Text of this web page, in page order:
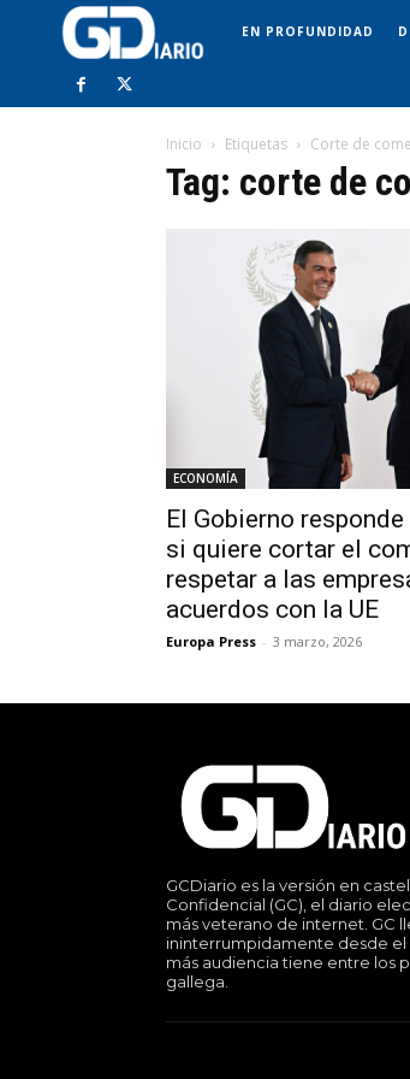
EN PROFUNDIDAD
Inicio Etiquetas Corte de
Tag: corte de
ECONOMÍA
El Gobierno
si quiere cortar el
respetar a las
acuerdos con la UE
Europa Press - 3 marzo, 2026
GCDiario es la versión en
Confidencial (GC), el diario
más veterano de internet. GC
ininterrumpidamente desde el
más audiencia tiene entre los
gallega.